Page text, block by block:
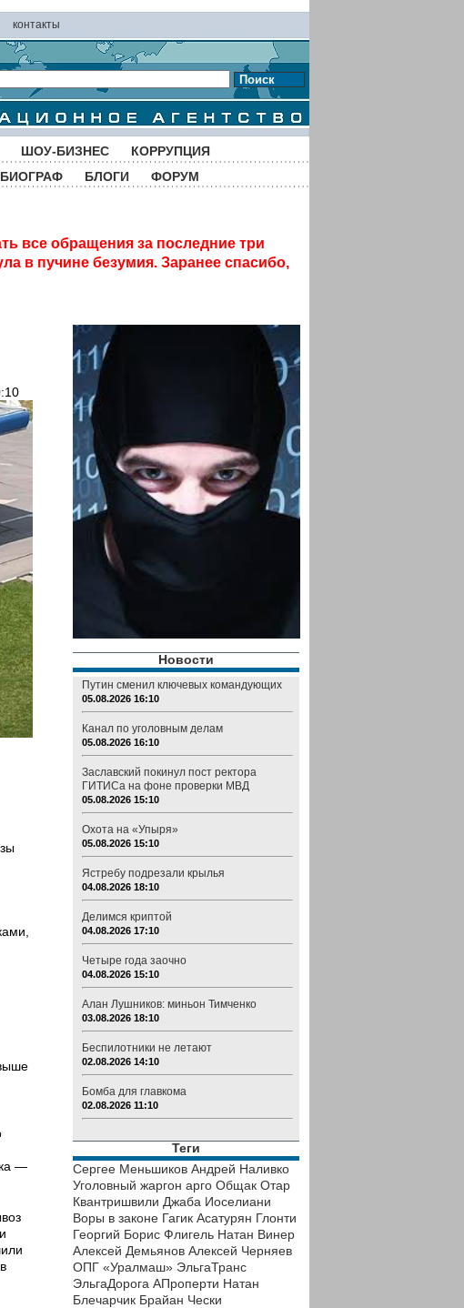
контакты
Поиск
ШОУ-БИЗНЕС
КОРРУПЦИЯ
БИОГРАФ БЛОГИ ФОРУМ
все обращения за последние три
в пучине безумия. Заранее спасибо,
—
Новости
Путин сменил ключевых командующих
05.08.2026 16:10
Канал по уголовным делам
05.08.2026 16:10
Заславский покинул пост ректора
ГИТИСа на фоне проверки МВД
05.08.2026 15:10
Охота на «Упыря»
05.08.2026 15:10
Ястребу подрезали крылья
04.08.2026 18:10
Делимся криптой
04.08.2026 17:10
Четыре года заочно
04.08.2026 15:10
Алан Лушников: миньон Тимченко
03.08.2026 18:10
Беспилотники не летают
02.08.2026 14:10
Бомба для главкома
02.08.2026 11:10
Теги
Сергее Меньшиков Андрей Наливко
Уголовный жаргон арго Общак Отар
Квантришвили Джаба Иоселиани
Воры в законе Гагик Асатурян Глонти
Георгий Борис Флигель Натан Винер
Алексей Демьянов Алексей Черняев
ОПГ «Уралмаш» ЭльгаТранс
ЭльгаДорога АПроперти Натан
Блечарчик Брайан Чески